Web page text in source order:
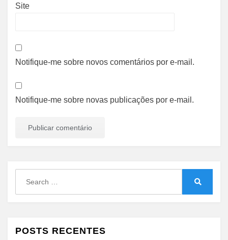
Site
Notifique-me sobre novos comentários por e-mail.
Notifique-me sobre novas publicações por e-mail.
POSTS RECENTES